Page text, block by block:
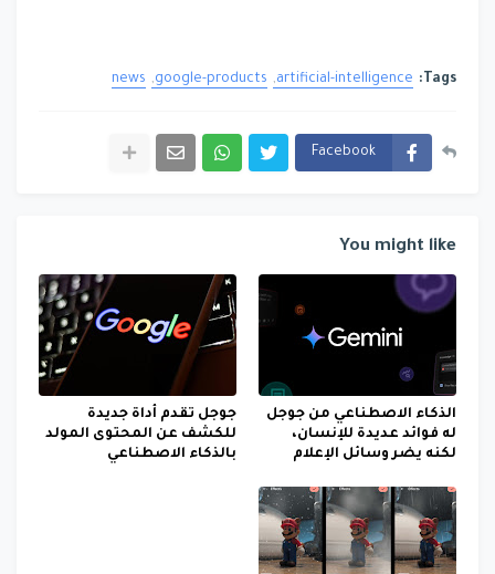
Tags:
artificial-intelligence
google-products
news
Facebook
You might like
الذكاء الاصطناعي من جوجل
له فوائد عديدة للإنسان،
لكنه يضر وسائل الإعلام
جوجل تقدم أداة جديدة
للكشف عن المحتوى المولد
بالذكاء الاصطناعي